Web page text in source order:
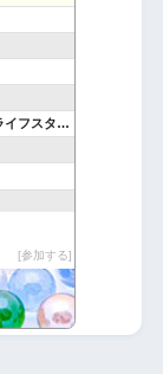
スタイル
る服
参加する